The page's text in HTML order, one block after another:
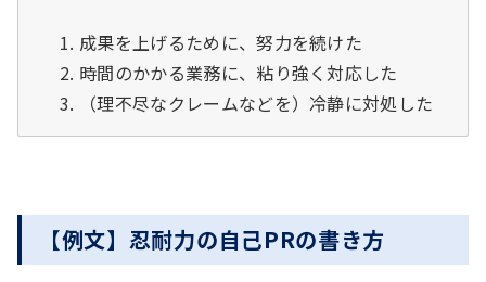
成果を上げるために、努力を続けた
時間のかかる業務に、粘り強く対応した
（理不尽なクレームなどを）冷静に対処した
【例文】忍耐力の自己PRの書き方